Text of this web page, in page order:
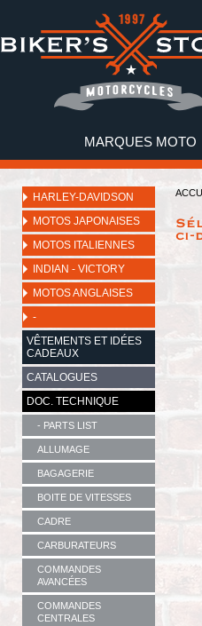
MARQUES MOTO
HARLEY-DAVIDSON
MOTOS JAPONAISES
MOTOS ITALIENNES
INDIAN - VICTORY
MOTOS ANGLAISES
-
VÊTEMENTS ET IDÉES
CADEAUX
CATALOGUES
DOC. TECHNIQUE
- PARTS LIST
ALLUMAGE
BAGAGERIE
BOITE DE VITESSES
CADRE
CARBURATEURS
COMMANDES
AVANCÉES
COMMANDES
CENTRALES
ci-